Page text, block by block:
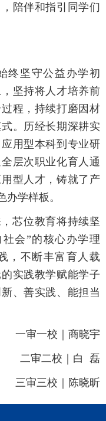
陪伴和指引同学们
终坚守公益办学初
坚持将人才培养前
程，持续打磨因材
。历经长期深耕实
用型本科到专业研
层次职业化育人通
型人才，铸就了产
学样板。
芯位教育将持续坚
会”的核心办学理
，不断丰富育人载
实践教学赋能学子
、善实践、能担当
一审一校｜商晓宇
二审二校｜白 磊
三审三校｜陈晓昕